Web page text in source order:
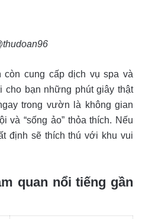
còn cung cấp dịch vụ spa và
cho bạn những phút giây thật
trong vườn là không gian
và “sống ảo” thỏa thích. Nếu
định sẽ thích thú với khu vui
quan nổi tiếng gần